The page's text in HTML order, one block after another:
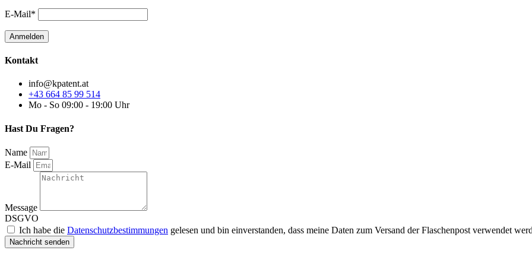
E-Mail*
Kontakt
info@kpatent.at
+43 664 85 99 514
Mo - So 09:00 - 19:00 Uhr
Hast Du Fragen?
Name
E-Mail
Message
DSGVO
Ich habe die Datenschutzbestimmungen gelesen und bin einverstanden, dass meine Daten zum Versand der Flaschenpost verwendet
Nachricht senden